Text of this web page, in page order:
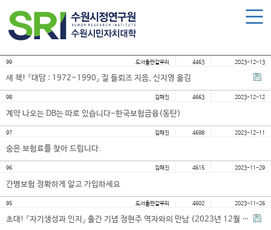
수원시민자치대학 소개
대학장 인사말
함께 걸어온 길
수강신청
학습과정 소개
모집요강
수강신청하기
마이페이지
99
새 책! 『대담 : 1972~1990』 질 들뢰즈 지음, 신지영 옮김
도서출판갈무리 2023-12-13
4463
98
계약 나오는 DB는 따로 있습니다-한국보험금융(동탄)
김해진 2023-12-12
4663
97
숨은 보험료를 찾아 드립니다.
김해진 2023-12-11
4698
96
간병보험 정확하게 알고 가입하세요
김해진 2023-11-29
4615
95
초대! 『자기생성과 인지』 출간 기념 정현주 역자와의 만남 (2023년 12월 3일 일 오후 2시)
도서출판갈무리 2023-11-26
4602